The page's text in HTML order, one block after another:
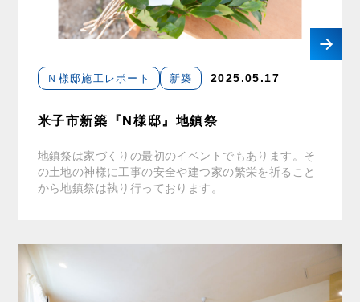
Ｎ様邸施工レポート 新築 2025.05.17
米子市新築『N様邸』地鎮祭
地鎮祭は家づくりの最初のイベントでもあります。そ
の土地の神様に工事の安全や建つ家の繁栄を祈ること
から地鎮祭は執り行っております。